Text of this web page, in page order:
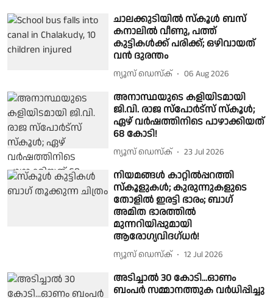
ചാലക്കുടിയിൽ സ്കൂൾ ബസ്
കനാലിൽ വീണു, പത്ത്
കുട്ടികൾക്ക് പരിക്ക്; ഒഴിവായത്
വൻ ദുരന്തം
ന്യൂസ് ഡെസ്ക് 06 Aug 2026
അനാസ്ഥയുടെ കളിയിടമായി
ജി.വി. രാജ സ്പോര്‍ട്‌സ് സ്കൂള്‍;
ഏഴ് വര്‍ഷത്തിനിടെ പാഴാക്കിയത്
68 കോടി!
ന്യൂസ് ഡെസ്ക് 23 Jul 2026
നിയമങ്ങൾ കാറ്റിൽപ്പറത്തി
സ്കൂളുകൾ; കുരുന്നുകളുടെ
തോളിൽ ഇരട്ടി ഭാരം; ബാഗ്
അമിത ഭാരത്തിൽ
മുന്നറിയിപ്പുമായി
ആരോഗ്യവിദഗ്ധർ!
ന്യൂസ് ഡെസ്ക് 12 Jul 2026
അടിച്ചാൽ 30 കോടി...ഓണം
ബംപർ സമ്മാനത്തുക വർധിപ്പിച്ചു